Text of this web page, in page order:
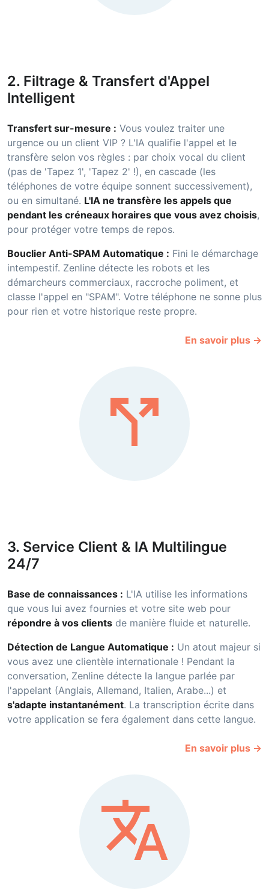
2. Filtrage & Transfert d'Appel
Intelligent
Transfert sur-mesure : Vous voulez traiter une
urgence ou un client VIP ? L'IA qualifie l'appel et le
transfère selon vos règles : par choix vocal du client
(pas de 'Tapez 1', 'Tapez 2' !), en cascade (les
téléphones de votre équipe sonnent successivement),
ou en simultané. L'IA ne transfère les appels que
pendant les créneaux horaires que vous avez choisis,
pour protéger votre temps de repos.
Bouclier Anti-SPAM Automatique : Fini le démarchage
intempestif. Zenline détecte les robots et les
démarcheurs commerciaux, raccroche poliment, et
classe l'appel en "SPAM". Votre téléphone ne sonne plus
pour rien et votre historique reste propre.
En savoir plus →
call_split
3. Service Client & IA Multilingue
24/7
Base de connaissances : L'IA utilise les informations
que vous lui avez fournies et votre site web pour
répondre à vos clients de manière fluide et naturelle.
Détection de Langue Automatique : Un atout majeur si
vous avez une clientèle internationale ! Pendant la
conversation, Zenline détecte la langue parlée par
l'appelant (Anglais, Allemand, Italien, Arabe...) et
s'adapte instantanément. La transcription écrite dans
votre application se fera également dans cette langue.
En savoir plus →
translate